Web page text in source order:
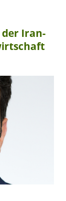
der Iran-